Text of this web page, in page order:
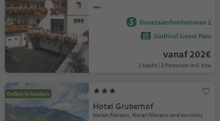
Duurzaamheidsniveau 2
Südtirol Guest Pass
vanaf 202€
1 Nacht / 2 Personen Incl. btw
Online te boeken
Hotel Gruberhof
Meran/Merano, Meran/Merano and environs